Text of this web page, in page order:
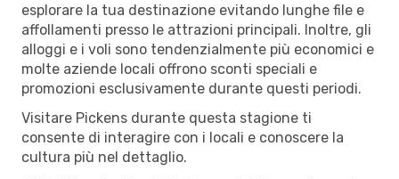
esplorare la tua destinazione evitando lunghe file e
affollamenti presso le attrazioni principali. Inoltre, gli
alloggi e i voli sono tendenzialmente più economici e
molte aziende locali offrono sconti speciali e
promozioni esclusivamente durante questi periodi.
Visitare Pickens durante questa stagione ti
consente di interagire con i locali e conoscere la
cultura più nel dettaglio.